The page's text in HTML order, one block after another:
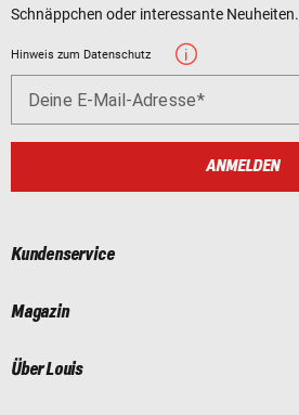
Schnäppchen oder interessante Neuheiten.
Hinweis zum Datenschutz
Deine E-Mail-Adresse
ANMELDEN
Kundenservice
Magazin
Über Louis